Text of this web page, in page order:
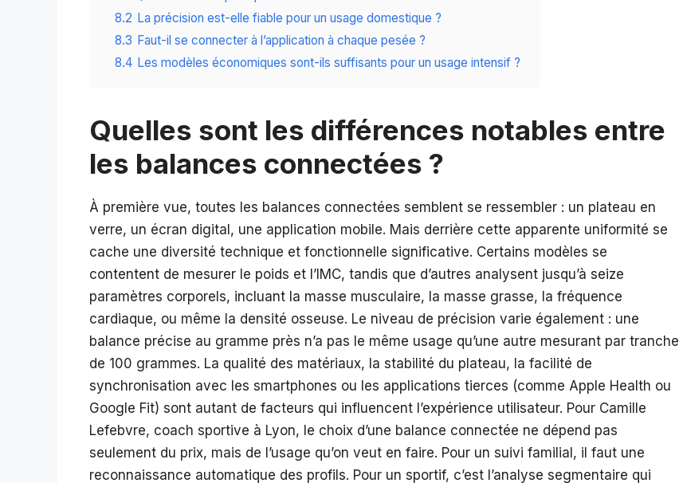
8.2 La précision est-elle fiable pour un usage domestique ?
8.3 Faut-il se connecter à l’application à chaque pesée ?
8.4 Les modèles économiques sont-ils suffisants pour un usage intensif ?
Quelles sont les différences notables entre
les balances connectées ?
À première vue, toutes les balances connectées semblent se ressembler : un plateau en
verre, un écran digital, une application mobile. Mais derrière cette apparente uniformité se
cache une diversité technique et fonctionnelle significative. Certains modèles se
contentent de mesurer le poids et l’IMC, tandis que d’autres analysent jusqu’à seize
paramètres corporels, incluant la masse musculaire, la masse grasse, la fréquence
cardiaque, ou même la densité osseuse. Le niveau de précision varie également : une
balance précise au gramme près n’a pas le même usage qu’une autre mesurant par tranche
de 100 grammes. La qualité des matériaux, la stabilité du plateau, la facilité de
synchronisation avec les smartphones ou les applications tierces (comme Apple Health ou
Google Fit) sont autant de facteurs qui influencent l’expérience utilisateur. Pour Camille
Lefebvre, coach sportive à Lyon, le choix d’une balance connectée ne dépend pas
seulement du prix, mais de l’usage qu’on veut en faire. Pour un suivi familial, il faut une
reconnaissance automatique des profils. Pour un sportif, c’est l’analyse segmentaire qui